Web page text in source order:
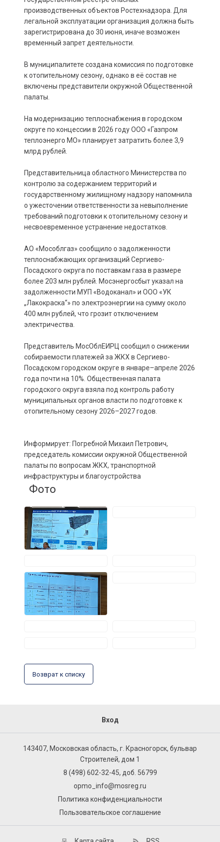
производственных объектов Ростехнадзора. Для
легальной эксплуатации организация должна быть
зарегистрирована до 30 июня, иначе возможен
временный запрет деятельности.
В муниципалитете создана комиссия по подготовке
к отопительному сезону, однако в её состав не
включены представители окружной Общественной
палаты.
На модернизацию теплоснабжения в городском
округе по концессии в 2026 году ООО «Газпром
теплоэнерго МО» планирует затратить более 3,9
млрд рублей.
Представительница областного Министерства по
контролю за содержанием территорий и
государственному жилищному надзору напомнила
о ужесточении ответственности за невыполнение
требований подготовки к отопительному сезону и
несвоевременное устранение недостатков.
АО «Мособлгаз» сообщило о задолженности
теплоснабжающих организаций Сергиево-
Посадского округа по поставкам газа в размере
более 203 млн рублей. Мосэнергосбыт указал на
задолженности МУП «Водоканал» и ООО «УК
„Лакокраска“» по электроэнергии на сумму около
400 млн рублей, что грозит отключением
электричества.
Представитель МосОблЕИРЦ сообщил о снижении
собираемости платежей за ЖКХ в Сергиево-
Посадском городском округе в январе–апреле 2026
года почти на 10%. Общественная палата
городского округа взяла под контроль работу
муниципальных органов власти по подготовке к
отопительному сезону 2026–2027 годов.
Информирует: Погребной Михаил Петрович,
председатель комиссии окружной Общественной
палаты по вопросам ЖКХ, транспортной
инфраструктуры и благоустройства
Фото
Возврат к списку
Вход
143407, Московская область, г. Красногорск, бульвар
Строителей, дом 1
8 (498) 602-32-45, доб. 56799
opmo_info@mosreg.ru
Политика конфиденциальности
Пользовательское соглашение